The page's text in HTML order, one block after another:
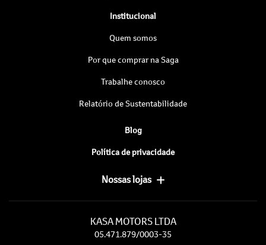
Institucional
Quem somos
Por que comprar na Saga
Trabalhe conosco
Relatório de Sustentabilidade
Blog
Política de privacidade
Nossas lojas
KASA MOTORS LTDA
05.471.879/0003-35